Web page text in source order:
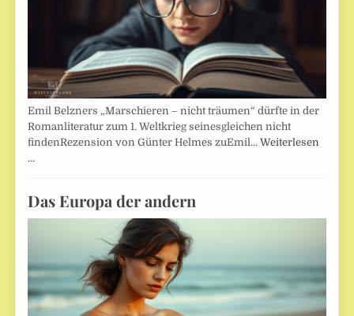
Emil Belzners „Marschieren – nicht träumen“ dürfte in der
Romanliteratur zum 1. Weltkrieg seinesgleichen nicht
findenRezension von Günter Helmes zuEmil…Weiterlesen
…
Das Europa der andern